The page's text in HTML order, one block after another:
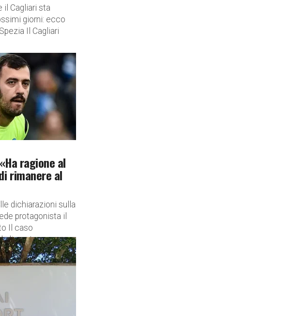
il Cagliari sta
giorni: ecco
Il Cagliari
ragione al
rimanere al
dichiarazioni sulla
protagonista il
Il caso
alimentare...